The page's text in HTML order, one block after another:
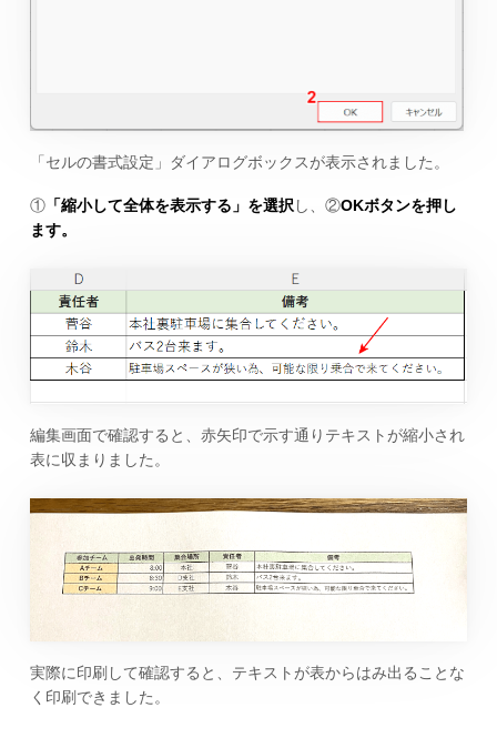
「セルの書式設定」ダイアログボックスが表示されました。
①「縮小して全体を表示する」を選択 し、②OKボタンを押し
ます。
編集画面で確認すると、赤矢印で示す通りテキストが縮小され
表に収まりました。
実際に印刷して確認すると、テキストが表からはみ出ることな
く印刷できました。